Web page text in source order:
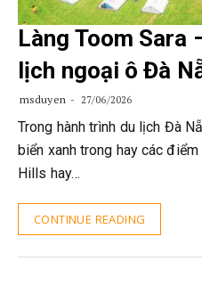
Làng Toom Sara
lịch ngoại ô Đà
msduyen 27/06/2026
Trong hành trình du lịch Đà
biển xanh trong hay các
Hills hay…
CONTINUE READING